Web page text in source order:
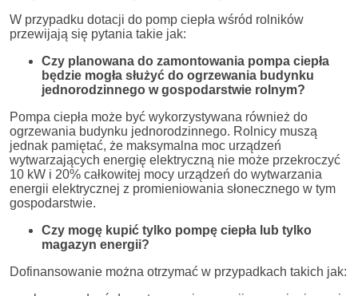
W przypadku dotacji do pomp ciepła wśród rolników
przewijają się pytania takie jak:
Czy planowana do zamontowania pompa ciepła
będzie mogła służyć do ogrzewania budynku
jednorodzinnego w gospodarstwie rolnym?
Pompa ciepła może być wykorzystywana również do
ogrzewania budynku jednorodzinnego. Rolnicy muszą
jednak pamiętać, że maksymalna moc urządzeń
wytwarzających energię elektryczną nie może przekroczyć
10 kW i 20% całkowitej mocy urządzeń do wytwarzania
energii elektrycznej z promieniowania słonecznego w tym
gospodarstwie.
Czy mogę kupić tylko pompę ciepła lub tylko
magazyn energii?
Dofinansowanie można otrzymać w przypadkach takich jak: